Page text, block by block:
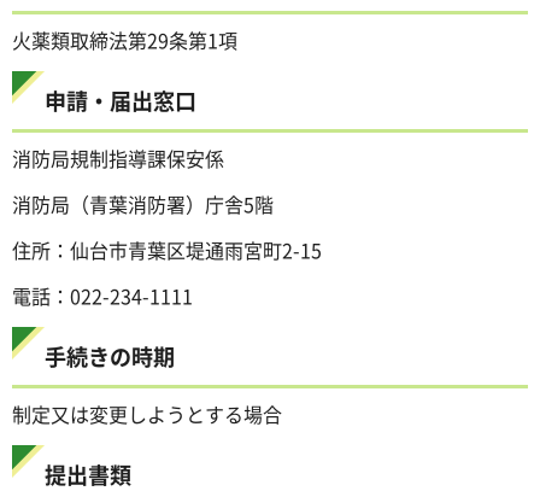
火薬類取締法第29条第1項
申請・届出窓口
消防局規制指導課保安係
消防局（青葉消防署）庁舎5階
住所：仙台市青葉区堤通雨宮町2-15
電話：022-234-1111
手続きの時期
制定又は変更しようとする場合
提出書類